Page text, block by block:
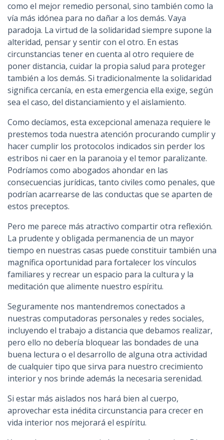
como el mejor remedio personal, sino también como la
vía más idónea para no dañar a los demás. Vaya
paradoja. La virtud de la solidaridad siempre supone la
alteridad, pensar y sentir con el otro. En estas
circunstancias tener en cuenta al otro requiere de
poner distancia, cuidar la propia salud para proteger
también a los demás. Si tradicionalmente la solidaridad
significa cercanía, en esta emergencia ella exige, según
sea el caso, del distanciamiento y el aislamiento.
Como decíamos, esta excepcional amenaza requiere le
prestemos toda nuestra atención procurando cumplir y
hacer cumplir los protocolos indicados sin perder los
estribos ni caer en la paranoia y el temor paralizante.
Podríamos como abogados ahondar en las
consecuencias jurídicas, tanto civiles como penales, que
podrían acarrearse de las conductas que se aparten de
estos preceptos.
Pero me parece más atractivo compartir otra reflexión.
La prudente y obligada permanencia de un mayor
tiempo en nuestras casas puede constituir también una
magnífica oportunidad para fortalecer los vínculos
familiares y recrear un espacio para la cultura y la
meditación que alimente nuestro espíritu.
Seguramente nos mantendremos conectados a
nuestras computadoras personales y redes sociales,
incluyendo el trabajo a distancia que debamos realizar,
pero ello no debería bloquear las bondades de una
buena lectura o el desarrollo de alguna otra actividad
de cualquier tipo que sirva para nuestro crecimiento
interior y nos brinde además la necesaria serenidad.
Si estar más aislados nos hará bien al cuerpo,
aprovechar esta inédita circunstancia para crecer en
vida interior nos mejorará el espíritu.